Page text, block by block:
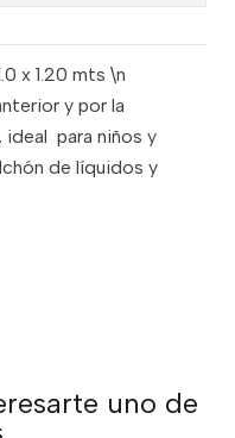
x 1.20 mts \n
y por la
para niños y
de líquidos y
uno de